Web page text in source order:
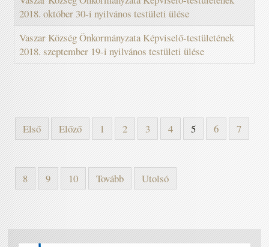
2018. október 30-i nyilvános testületi ülése
Vaszar Község Önkormányzata Képviselő-testületének
2018. szeptember 19-i nyilvános testületi ülése
Első Előző 1 2 3 4 5 6 7
8 9 10 Tovább Utolsó